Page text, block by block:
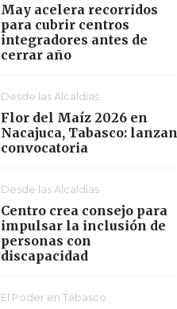
May acelera recorridos
para cubrir centros
integradores antes de
cerrar año
Desde las Alcaldías
Flor del Maíz 2026 en
Nacajuca, Tabasco: lanzan
convocatoria
Desde las Alcaldías
Centro crea consejo para
impulsar la inclusión de
personas con
discapacidad
El Poder en Tabasco